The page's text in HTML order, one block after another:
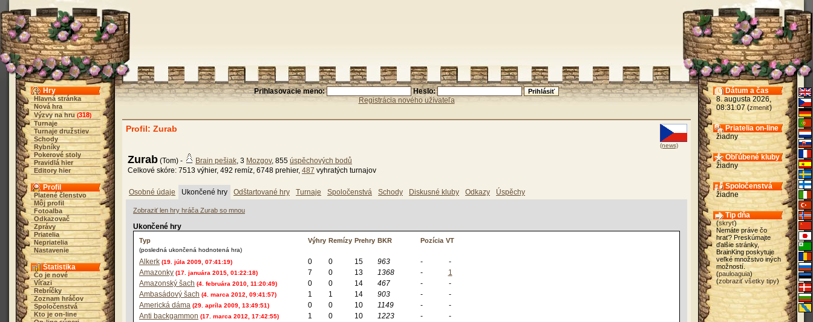
Hry
Hlavná stránka
Nová hra
Výzvy na hru (318)
Turnaje
Turnaje družstiev
Schody
Rybníky
Pokerové stoly
Pravidlá hier
Editory hier
Profil
Platené členstvo
Môj profil
Fotoalba
Odkazovač
Zprávy
Priatelia
Nepriatelia
Nastavenie
Štatistika
Čo je nové
Víťazi
Rebríčky
Zoznam hráčov
Spoločenstvá
Kto je on-line
Prihlasovacie meno:
Heslo:
Registrácia nového užívateľa
(news)
Profil: Zurab
Zurab (Tom) - Brain pešiak, 3 Mozgov, 855 úspěchových bodů
Celkové skóre: 7513 výhier, 492 remíz, 6748 prehier, 487 vyhratých turnajov
Osobné údaje Ukončené hry Odštartované hry Turnaje Spoločenstvá Schody Diskusné kluby Odkazy Úspěchy
Zobraziť len hry hráča Zurab so mnou
Ukončené hry
Typ Výhry Remízy Prehry BKR Pozícia VT
(posledná ukončená hodnotená hra)
Alkerk (19. júla 2009, 07:41:19) 0 0 15 963 -
-
Amazonky (17. januára 2015, 01:22:18) 7 0 13 1368 -
1
Amazonský šach (4. februára 2010, 11:20:49) 0 0 14 467 -
-
Ambasádový šach (4. marca 2012, 09:41:57) 1 1 14 903 -
-
Americká dáma (29. apríla 2009, 13:49:51) 0 0 10 1149 -
-
Anti backgammon (17. marca 2012, 17:42:55) 1 0 10 1223 -
-
Dátum a čas
8. augusta 2026,
08:31:07 (zmeniť)
Priatelia on-line
žiadny
Obľúbené kluby
žiadny
Spoločenstvá
žiadne
Tip dňa
(skryť)
Nemáte práve čo
hrať? Preskúmajte
ďalšie stránky,
BrainKing poskytuje
veľké množstvo iných
možností.
(pauloaguia)
(zobraziť všetky tipy)